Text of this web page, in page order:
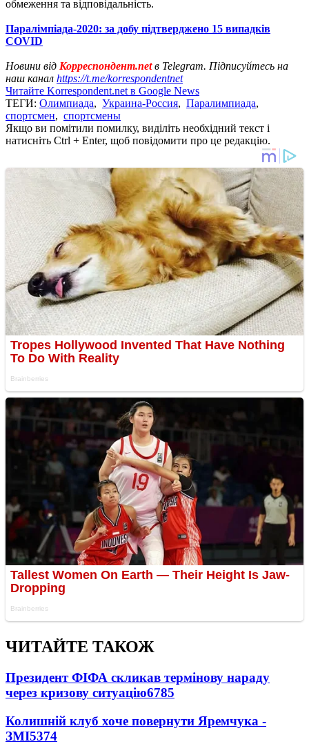
обмеження та відповідальність.
Паралімпіада-2020: за добу підтверджено 15 випадків
COVID
Новини від Корреспондент.netв Telegram. Підписуйтесь на
наш канал https://t.me/korrespondentnet
Читайте Korrespondent.net в Google News
ТЕГИ: Олимпиада, Украина-Россия, Паралимпиада,
спортсмен, спортсмены
Якщо ви помітили помилку, виділіть необхідний текст і
натисніть Ctrl + Enter, щоб повідомити про це редакцію.
ЧИТАЙТЕ ТАКОЖ
Президент ФІФА скликав термінову нараду
через кризову ситуацію6785
Колишній клуб хоче повернути Яремчука -
ЗМІ5374